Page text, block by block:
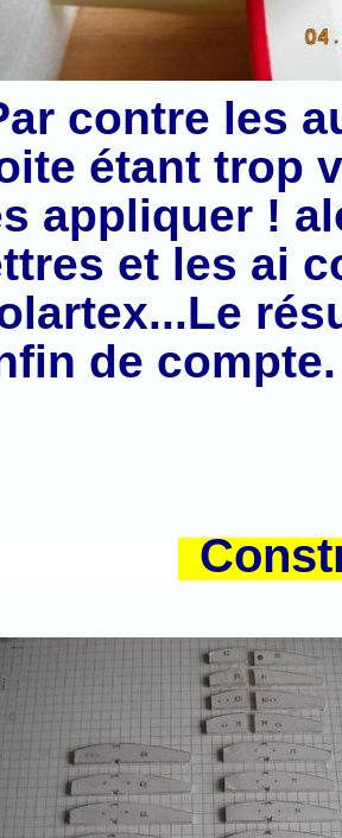
contre les
étant trop
appliquer !
et les ai
de compte.